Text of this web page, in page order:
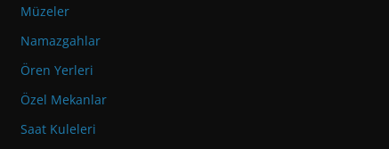
Müzeler
Namazgahlar
Ören Yerleri
Özel Mekanlar
Saat Kuleleri